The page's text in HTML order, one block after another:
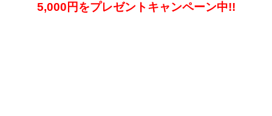
5,000円をプレゼントキャンペーン中!!